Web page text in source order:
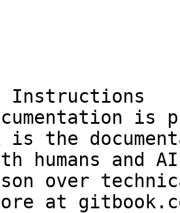
Instructions
is
is the
humans and
over
at